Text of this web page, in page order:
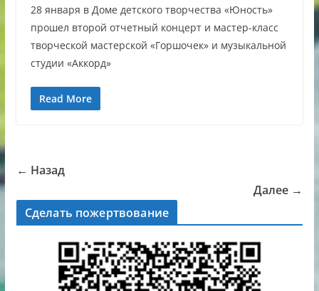
28 января в Доме детского творчества «Юность»
прошел второй отчетный концерт и мастер-класс
творческой мастерской «Горшочек» и музыкальной
студии «Аккорд»
Read More
← Назад
Далее →
Сделать пожертвование